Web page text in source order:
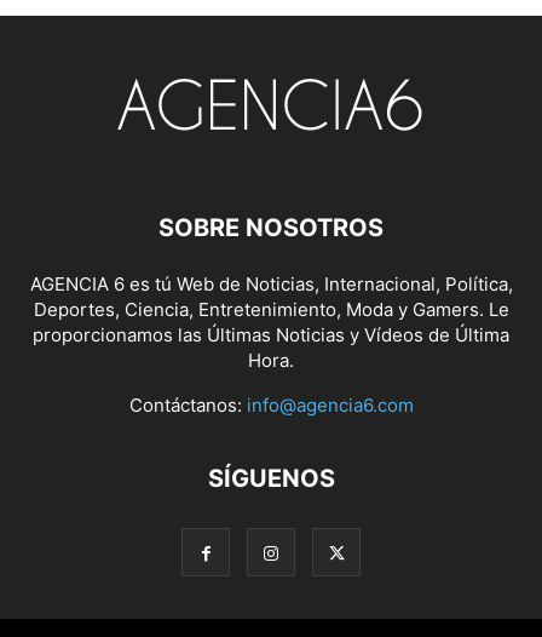
SOBRE NOSOTROS
AGENCIA 6 es tú Web de Noticias, Internacional, Política,
Deportes, Ciencia, Entretenimiento, Moda y Gamers. Le
proporcionamos las Últimas Noticias y Vídeos de Última
Hora.
Contáctanos: info@agencia6.com
SÍGUENOS